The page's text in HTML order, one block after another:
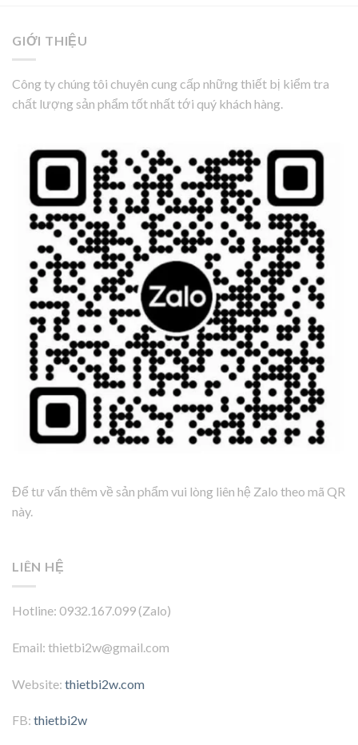
GIỚI THIỆU
Công ty chúng tôi chuyên cung cấp những thiết bị kiểm tra
chất lượng sản phẩm tốt nhất tới quý khách hàng.
Để tư vấn thêm về sản phẩm vui lòng liên hệ Zalo theo mã QR
này.
LIÊN HỆ
Hotline: 0932.167.099 (Zalo)
Email: thietbi2w@gmail.com
Website: thietbi2w.com
FB: thietbi2w